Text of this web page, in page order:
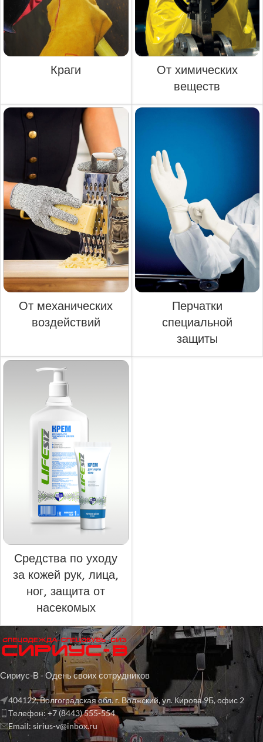
Краги
От химических
веществ
От механических
воздействий
Перчатки
специальной
защиты
Средства по уходу
за кожей рук, лица,
ног, защита от
насекомых
Сириус-В - Одень своих сотрудников
404122, Волгоградская обл. г. Волжский, ул. Кирова 9Б, офис 2
Телефон: +7 (8443) 555-554
Email: sirius-v@inbox.ru